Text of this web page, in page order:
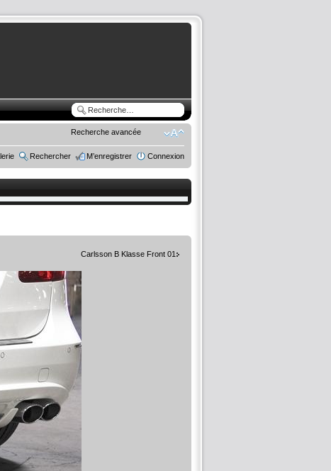
Recherche avancée
Rechercher M’enregistrer Connexion
Carlsson B Klasse Front 01